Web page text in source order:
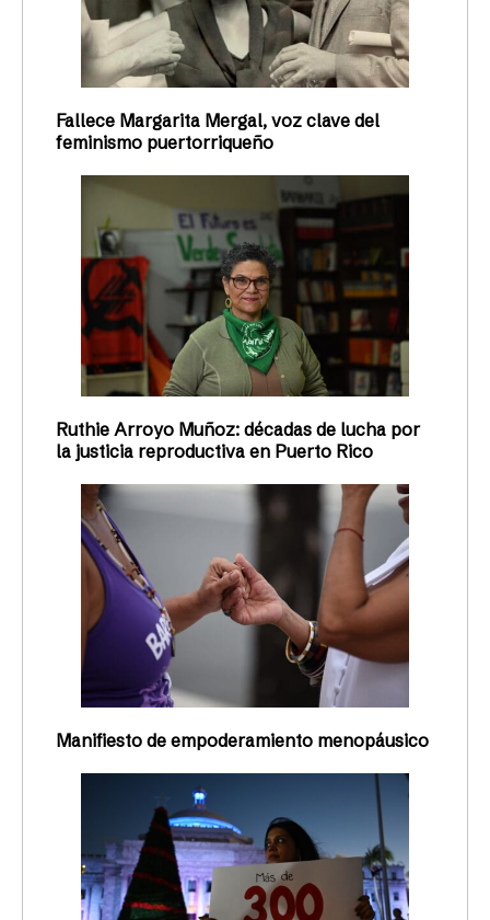
Fallece Margarita Mergal, voz clave del
feminismo puertorriqueño
Ruthie Arroyo Muñoz: décadas de lucha por
la justicia reproductiva en Puerto Rico
Manifiesto de empoderamiento menopáusico